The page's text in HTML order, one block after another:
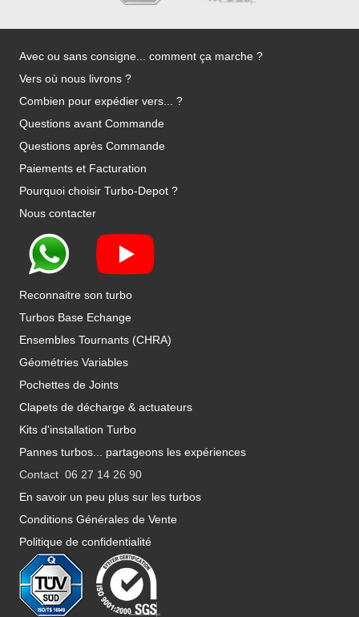
Avec ou sans consigne... comment ça marche ?
Vers où nous livrons ?
Combien pour expédier vers... ?
Questions avant Commande
Questions après Commande
Paiements et Facturation
Pourquoi choisir Turbo-Depot ?
Nous contacter
Reconnaitre son turbo
Turbos Base Echange
Ensembles Tournants (CHRA)
Géométries Variables
Pochettes de Joints
Clapets de décharge & actuateurs
Kits d'installation Turbo
Pannes turbos... partageons les expériences
Contact 06 27 14 26 90
En savoir un peu plus sur les turbos
Conditions Générales de Vente
Politique de confidentialité